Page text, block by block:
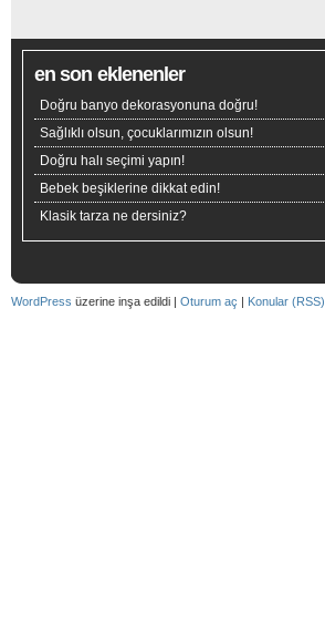
en son eklenenler
Doğru banyo dekorasyonuna doğru!
Sağlıklı olsun, çocuklarımızın olsun!
Doğru halı seçimi yapın!
Bebek beşiklerine dikkat edin!
Klasik tarza ne dersiniz?
WordPress üzerine inşa edildi | Oturum aç | Konular (RSS)